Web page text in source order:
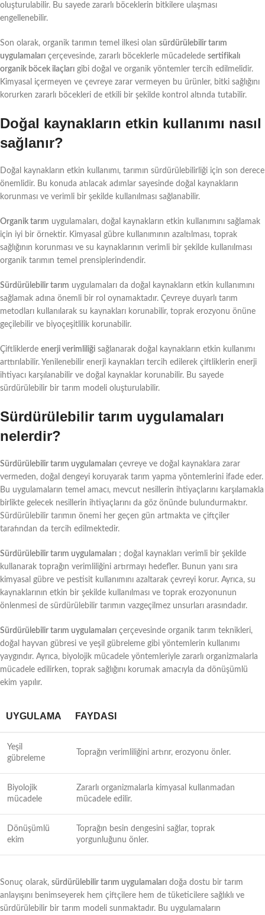
oluşturulabilir. Bu sayede zararlı böceklerin bitkilere ulaşması
engellenebilir.
Son olarak, organik tarımın temel ilkesi olan sürdürülebilir tarım
uygulamaları çerçevesinde, zararlı böceklerle mücadelede sertifikalı
organik böcek ilaçları gibi doğal ve organik yöntemler tercih edilmelidir.
Kimyasal içermeyen ve çevreye zarar vermeyen bu ürünler, bitki sağlığını
korurken zararlı böcekleri de etkili bir şekilde kontrol altında tutabilir.
Doğal kaynakların etkin kullanımı nasıl
sağlanır?
Doğal kaynakların etkin kullanımı, tarımın sürdürülebilirliği için son derece
önemlidir. Bu konuda atılacak adımlar sayesinde doğal kaynakların
korunması ve verimli bir şekilde kullanılması sağlanabilir.
Organik tarım uygulamaları, doğal kaynakların etkin kullanımını sağlamak
için iyi bir örnektir. Kimyasal gübre kullanımının azaltılması, toprak
sağlığının korunması ve su kaynaklarının verimli bir şekilde kullanılması
organik tarımın temel prensiplerindendir.
Sürdürülebilir tarım uygulamaları da doğal kaynakların etkin kullanımını
sağlamak adına önemli bir rol oynamaktadır. Çevreye duyarlı tarım
metodları kullanılarak su kaynakları korunabilir, toprak erozyonu önüne
geçilebilir ve biyoçeşitlilik korunabilir.
Çiftliklerde enerji verimliliği sağlanarak doğal kaynakların etkin kullanımı
arttırılabilir. Yenilenebilir enerji kaynakları tercih edilerek çiftliklerin enerji
ihtiyacı karşılanabilir ve doğal kaynaklar korunabilir. Bu sayede
sürdürülebilir bir tarım modeli oluşturulabilir.
Sürdürülebilir tarım uygulamaları
nelerdir?
Sürdürülebilir tarım uygulamaları çevreye ve doğal kaynaklara zarar
vermeden, doğal dengeyi koruyarak tarım yapma yöntemlerini ifade eder.
Bu uygulamaların temel amacı, mevcut nesillerin ihtiyaçlarını karşılamakla
birlikte gelecek nesillerin ihtiyaçlarını da göz önünde bulundurmaktır.
Sürdürülebilir tarımın önemi her geçen gün artmakta ve çiftçiler
tarafından da tercih edilmektedir.
Sürdürülebilir tarım uygulamaları ; doğal kaynakları verimli bir şekilde
kullanarak toprağın verimliliğini artırmayı hedefler. Bunun yanı sıra
kimyasal gübre ve pestisit kullanımını azaltarak çevreyi korur. Ayrıca, su
kaynaklarının etkin bir şekilde kullanılması ve toprak erozyonunun
önlenmesi de sürdürülebilir tarımın vazgeçilmez unsurları arasındadır.
Sürdürülebilir tarım uygulamaları çerçevesinde organik tarım teknikleri,
doğal hayvan gübresi ve yeşil gübreleme gibi yöntemlerin kullanımı
yaygındır. Ayrıca, biyolojik mücadele yöntemleriyle zararlı organizmalarla
mücadele edilirken, toprak sağlığını korumak amacıyla da dönüşümlü
ekim yapılır.
UYGULAMA FAYDASI
Yeşil
gübreleme
Toprağın verimliliğini artırır, erozyonu önler.
Biyolojik
mücadele
Zararlı organizmalarla kimyasal kullanmadan
mücadele edilir.
Dönüşümlü
ekim
Toprağın besin dengesini sağlar, toprak
yorgunluğunu önler.
Sonuç olarak, sürdürülebilir tarım uygulamaları doğa dostu bir tarım
anlayışını benimseyerek hem çiftçilere hem de tüketicilere sağlıklı ve
sürdürülebilir bir tarım modeli sunmaktadır. Bu uygulamaların